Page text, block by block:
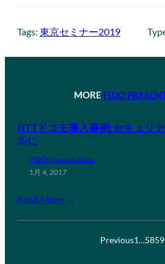
Tags: 東京セミナー2019
MORE FIDO
NTTドコモ導入事例:セキュリ
ルに
FIDO Presentations
1月 4, 2017
Read More →
Previous1…5859